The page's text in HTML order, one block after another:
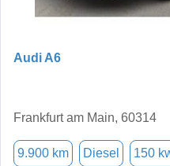
Audi A6
Frankfurt am Main, 60314
9.900 km Diesel 150